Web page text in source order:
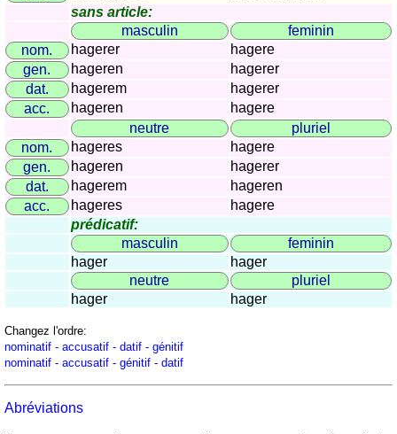
(pdf)
Géographie
Quiz
de
côtes
et
fleuves
Quiz
de
géographie
Quiz
des
fleuves
et
des
villes
sans article:
masculin
feminin
nom.
hagerer
hagere
gen.
hageren
hagerer
dat.
hagerem
hagerer
acc.
hageren
hagere
neutre
pluriel
nom.
hageres
hagere
gen.
hageren
hagerer
dat.
hagerem
hageren
acc.
hageres
hagere
prédicatif:
masculin
feminin
hager
hager
neutre
pluriel
hager
hager
Changez l'ordre:
nominatif - accusatif - datif - génitif
nominatif - accusatif - génitif - datif
Abréviations